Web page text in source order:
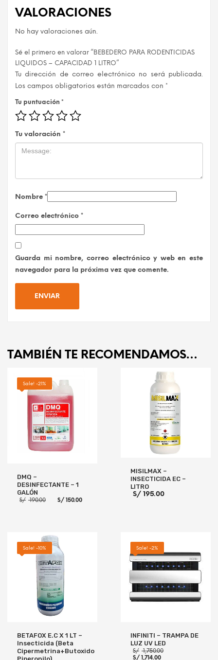
VALORACIONES
No hay valoraciones aún.
Sé el primero en valorar “BEBEDERO PARA RODENTICIDAS
LIQUIDOS – CAPACIDAD 1 LITRO”
Tu dirección de correo electrónico no será publicada.
Los campos obligatorios están marcados con *
Tu puntuación *
Tu valoración *
Nombre *
Correo electrónico *
Guarda mi nombre, correo electrónico y web en este
navegador para la próxima vez que comente.
TAMBIÉN TE RECOMENDAMOS…
Sale! -21%
DMQ –
DESINFECTANTE – 1
GALÓN
S/ 190.00
El
S/ 150.00
AÑADIR AL CARRITO
MISILMAX –
INSECTICIDA EC –
LITRO
S/195.00
Sale! -10%
BETAFOX E.C X 1 LT –
Insecticida (Beta
Cipermetrina+Butoxido
Sale! -2%
INFINITI – TRAMPA DE
LUZ UV LED
S/ 1,750.00
S/1,714.00